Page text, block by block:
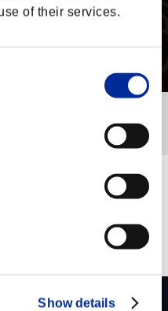
of their services.
Show details
2023/05
USAGE